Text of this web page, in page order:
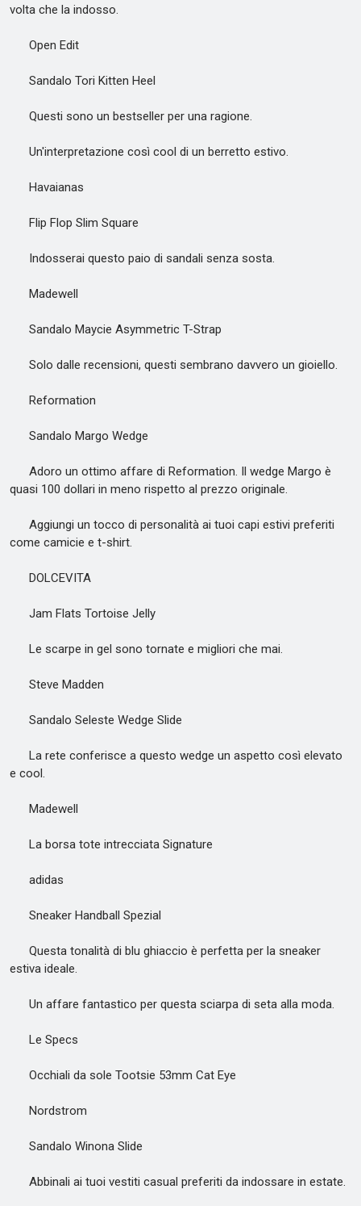
volta che la indosso.
Open Edit
Sandalo Tori Kitten Heel
Questi sono un bestseller per una ragione.
Un'interpretazione così cool di un berretto estivo.
Havaianas
Flip Flop Slim Square
Indosserai questo paio di sandali senza sosta.
Madewell
Sandalo Maycie Asymmetric T-Strap
Solo dalle recensioni, questi sembrano davvero un gioiello.
Reformation
Sandalo Margo Wedge
Adoro un ottimo affare di Reformation. Il wedge Margo è
quasi 100 dollari in meno rispetto al prezzo originale.
Aggiungi un tocco di personalità ai tuoi capi estivi preferiti
come camicie e t-shirt.
DOLCEVITA
Jam Flats Tortoise Jelly
Le scarpe in gel sono tornate e migliori che mai.
Steve Madden
Sandalo Seleste Wedge Slide
La rete conferisce a questo wedge un aspetto così elevato
e cool.
Madewell
La borsa tote intrecciata Signature
adidas
Sneaker Handball Spezial
Questa tonalità di blu ghiaccio è perfetta per la sneaker
estiva ideale.
Un affare fantastico per questa sciarpa di seta alla moda.
Le Specs
Occhiali da sole Tootsie 53mm Cat Eye
Nordstrom
Sandalo Winona Slide
Abbinali ai tuoi vestiti casual preferiti da indossare in estate.